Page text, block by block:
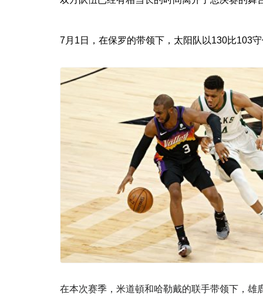
7月1日，在保罗的带领下，太阳队以130比103
在本次赛季，米道頓和哈勒戴的联手带领下，雄